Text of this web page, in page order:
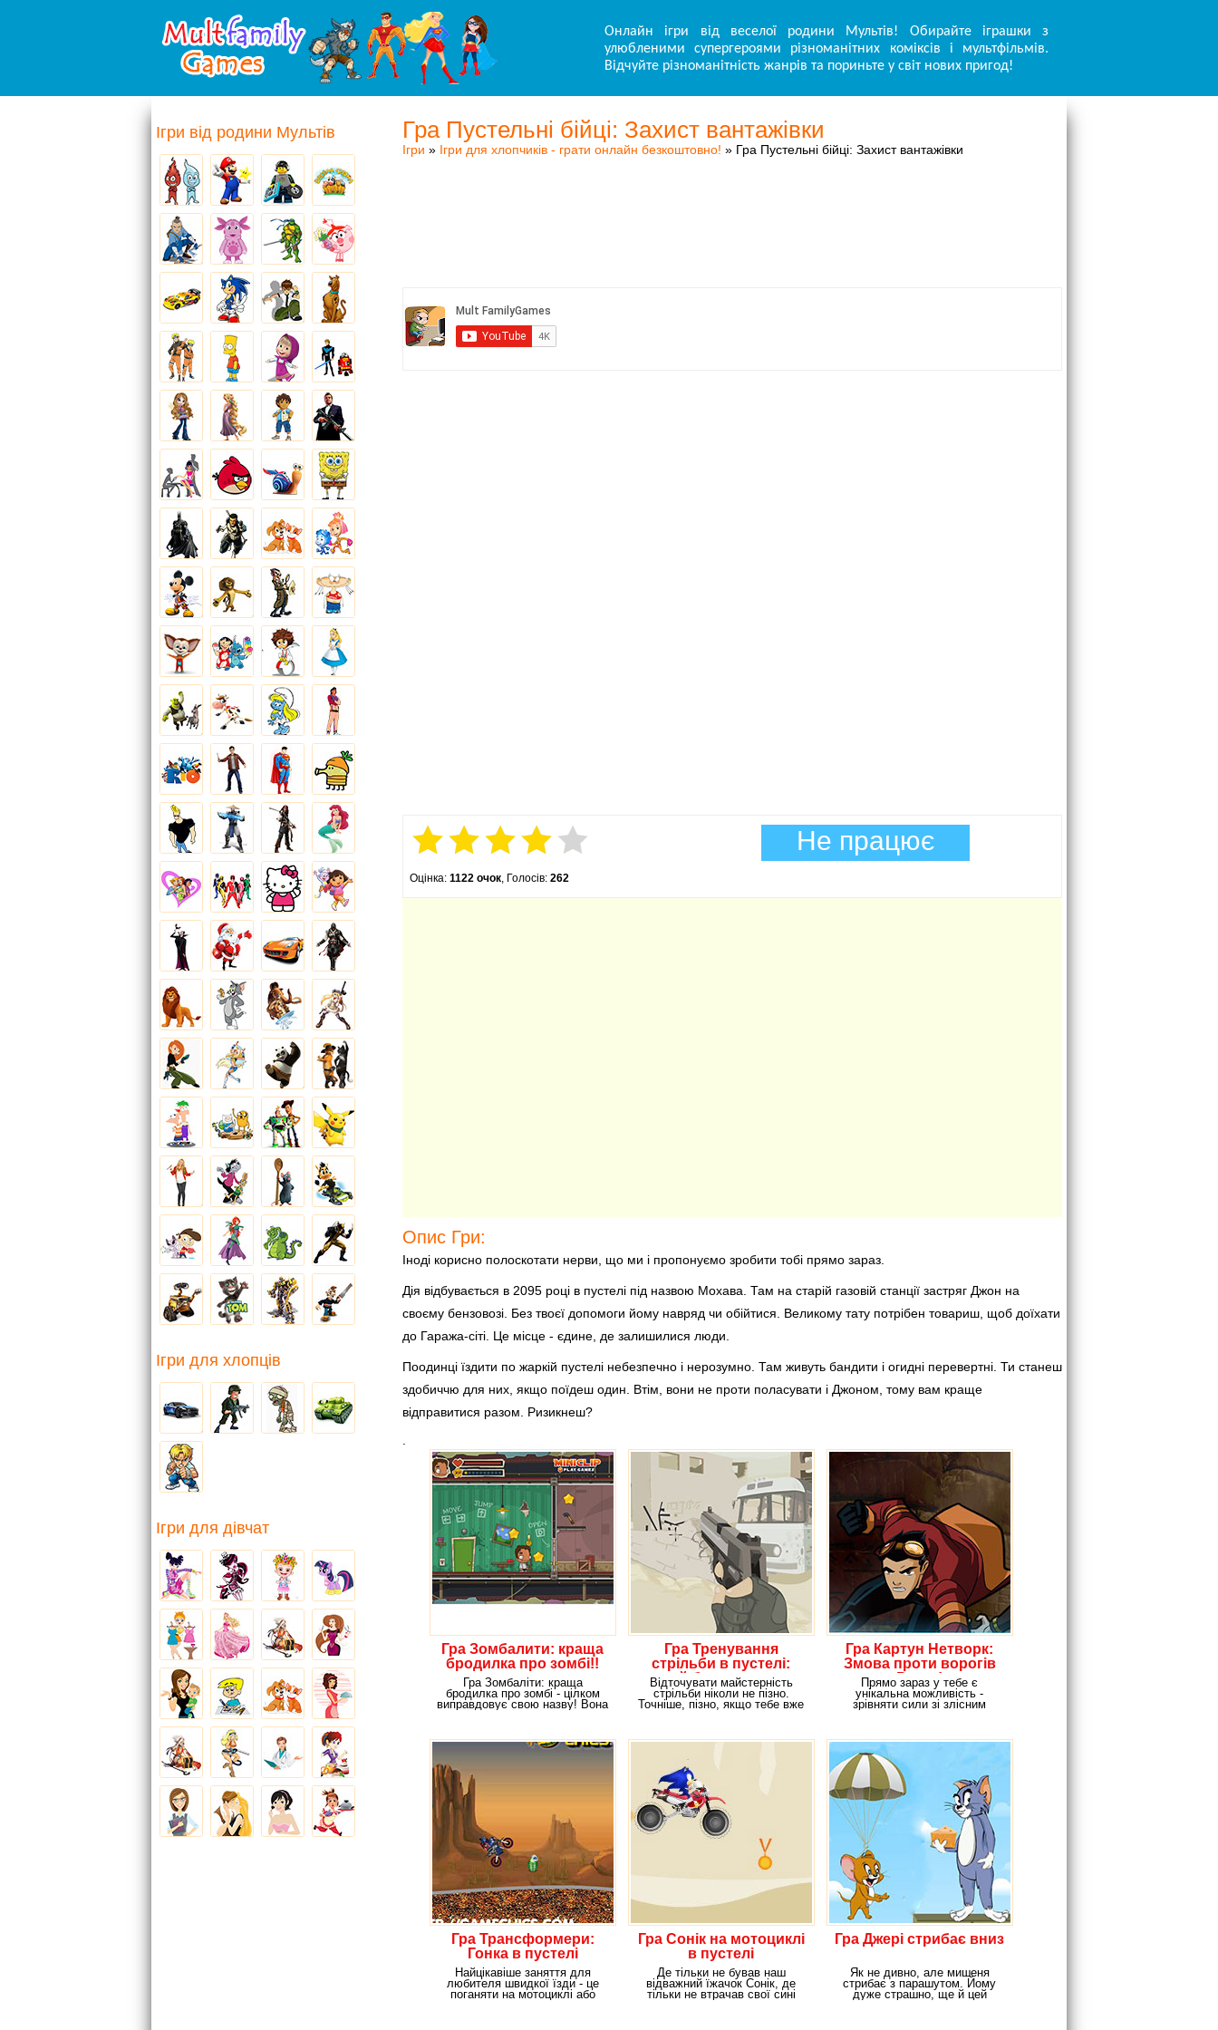
Онлайн ігри від веселої родини Мультів! Обирайте іграшки з
улюбленими супергероями різноманітних коміксів і мультфільмів.
Відчуйте різноманітність жанрів та пориньте у світ нових пригод!
Гра Пустельні бійці: Захист вантажівки
Ігри » Ігри для хлопчиків - грати онлайн безкоштовно! » Гра Пустельні бійці: Захист вантажівки
Оцінка: 1122 очок, Голосів: 262
Не працює
Опис Гри:
Іноді корисно полоскотати нерви, що ми і пропонуємо зробити тобі прямо зараз.
Дія відбувається в 2095 році в пустелі під назвою Мохава. Там на старій газовій станції застряг Джон на
своєму бензовозі. Без твоєї допомоги йому навряд чи обійтися. Великому тату потрібен товариш, щоб доїхати
до Гаража-сіті. Це місце - єдине, де залишилися люди.
Поодинці їздити по жаркій пустелі небезпечно і нерозумно. Там живуть бандити і огидні перевертні. Ти станеш
здобиччю для них, якщо поїдеш один. Втім, вони не проти поласувати і Джоном, тому вам краще
відправитися разом. Ризикнеш?
Гра Зомбалити: краща
бродилка про зомбі!!
Гра Зомбаліти: краща
бродилка про зомбі - цілком
виправдовує свою назву! Вона
Гра Тренування
стрільби в пустелі:
грай безкоштовно
онлайн!!
Відточувати майстерність
стрільби ніколи не пізно.
Точніше, пізно, якщо тебе вже
Гра Картун Нетворк:
Змова проти ворогів
Рекса!
Прямо зараз у тебе є
унікальна можливість -
зрівняти сили зі злісним
Гра Трансформери:
Гонка в пустелі
Найцікавіше заняття для
любителя швидкої їзди - це
поганяти на мотоциклі або
Гра Сонік на мотоциклі
в пустелі
Де тільки не бував наш
відважний їжачок Сонік, де
тільки не втрачав свої сині
Гра Джері стрибає вниз
Як не дивно, але мишеня
стрибає з парашутом. Йому
дуже страшно, ще й цей
Ігри від родини Мультів
Ігри для хлопців
Ігри для дівчат